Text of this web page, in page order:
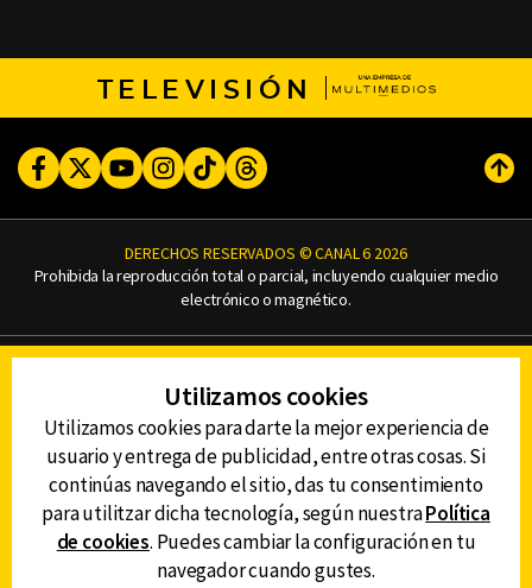
TELEVISIÓN
FacebookTwitterYoutubeInstagram
TikTokThreads
DERECHOS RESERVADOS © CANAL 6 2026
Prohibida la reproducción total o parcial, incluyendo cualquier medio
electrónico o magnético.
AVISO DE PRIVACIDAD
DEFENSORÍA DE LAS AUDIENCIAS
DESCARGA LA APP DE CANAL 6
Utilizamos cookies
Utilizamos cookies para darte la mejor experiencia de
usuario y entrega de publicidad, entre otras cosas. Si
continúas navegando el sitio, das tu consentimiento
para utilitzar dicha tecnología, según nuestraPolítica
de cookies. Puedes cambiar la configuración en tu
navegador cuando gustes.